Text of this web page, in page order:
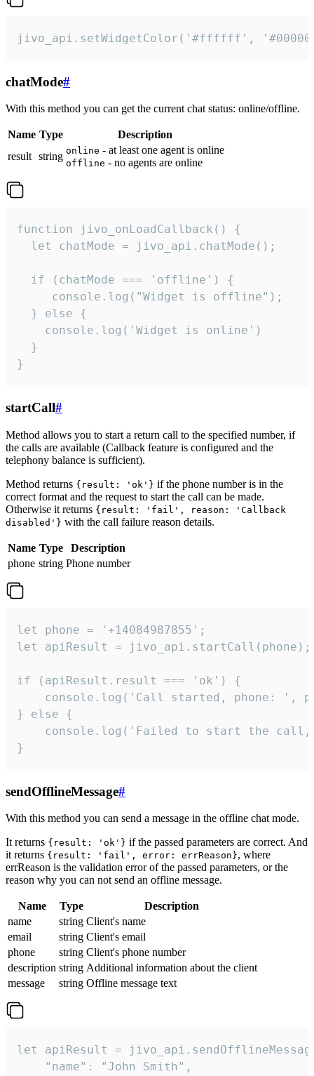
jivo_api.setWidgetColor('#ffffff',
chatMode#
With this method you can get the current chat status: online/offline.
Name Type
Description
result string online - at least one agent is online
offline - no agents are online
function jivo_onLoadCallback() {
  let chatMode = jivo_api.chatMode();
  if (chatMode === 'offline') {
     console.log("Widget is offline");
  } else {
    console.log('Widget is online')
  }
}
startCall#
Method allows you to start a return call to the specified number, if
the calls are available (Callback feature is configured and the
telephony balance is sufficient).
Method returns {result: 'ok'} if the phone number is in the
correct format and the request to start the call can be made.
Otherwise it returns {result: 'fail', reason: 'Callback
disabled'} with the call failure reason details.
Name Type
Description
phone string Phone number
let phone = '+14084987855';
let apiResult = jivo_api.startCall(phone);
if (apiResult.result === 'ok') {
console.log('Call started, phone: ',
} else {
console.log('Failed to start the
}
sendOfflineMessage#
With this method you can send a message in the offline chat mode.
It returns {result: 'ok'} if the passed parameters are correct. And
it returns {result: 'fail', error: errReason}, where
errReason is the validation error of the passed parameters, or the
reason why you can not send an offline message.
Name Type
Description
name
string Client's name
email
string Client's email
phone
string Client's phone number
description string Additional information about the client
message
string Offline message text
let apiResult =
    "name": "John Smith",